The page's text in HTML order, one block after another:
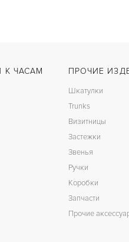
К ЧАСАМ ПРОЧИЕ
Шкатулки
Trunks
Визитницы
Застежки
Звенья
Ручки
Коробки
Запчасти
Прочие